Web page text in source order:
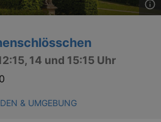
14 und 15:15 Uhr
& UMGEBUNG